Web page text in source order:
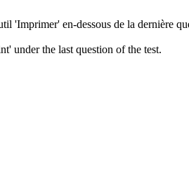
'Imprimer' en-dessous de la dernière
under the last question of the test.